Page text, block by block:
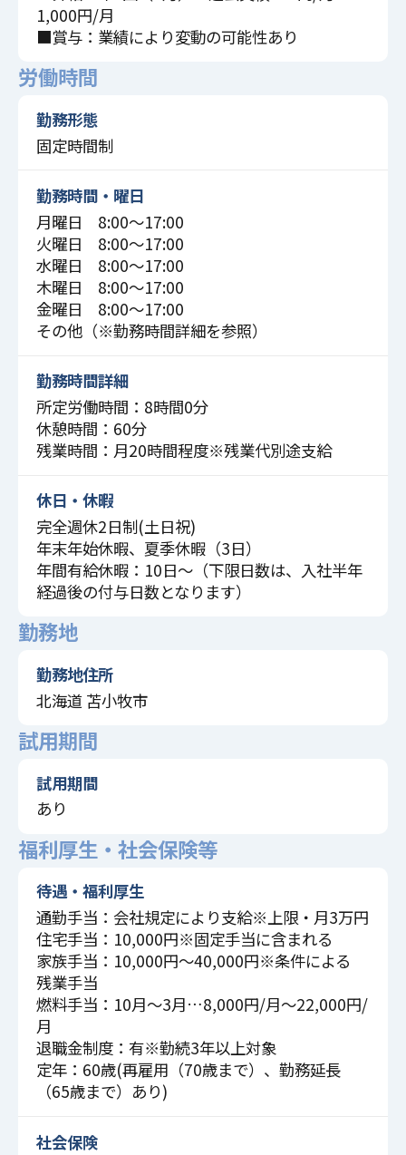
1,000円/月
■賞与：業績により変動の可能性あり
労働時間
勤務形態
固定時間制
勤務時間・曜日
月曜日 8:00〜17:00
火曜日 8:00〜17:00
水曜日 8:00〜17:00
木曜日 8:00〜17:00
金曜日 8:00〜17:00
その他（※勤務時間詳細を参照）
勤務時間詳細
所定労働時間：8時間0分
休憩時間：60分
残業時間：月20時間程度※残業代別途支給
休日・休暇
完全週休2日制(土日祝)
年末年始休暇、夏季休暇（3日）
年間有給休暇：10日～（下限日数は、入社半年
経過後の付与日数となります）
勤務地
勤務地住所
北海道 苫小牧市
試用期間
試用期間
あり
福利厚生・社会保険等
待遇・福利厚生
通勤手当：会社規定により支給※上限・月3万円
住宅手当：10,000円※固定手当に含まれる
家族手当：10,000円～40,000円※条件による
残業手当
燃料手当：10月～3月…8,000円/月～22,000円/
月
退職金制度：有※勤続3年以上対象
定年：60歳(再雇用（70歳まで）、勤務延長
（65歳まで）あり)
社会保険